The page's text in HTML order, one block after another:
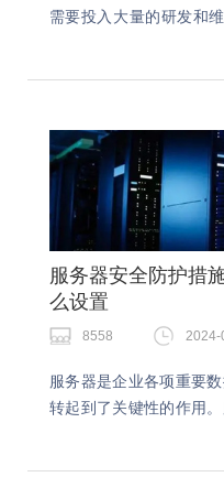
需要投入大量的研发和
服务器安全防护措
么设置
8558 2024-
服务器是企业各项重要
转起到了关键性的作用